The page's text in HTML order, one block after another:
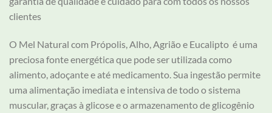
clientes
O Mel Natural com Própolis, Alho, Agrião e Eucalipto é uma
preciosa fonte energética que pode ser utilizada como
alimento, adoçante e até medicamento. Sua ingestão permite
uma alimentação imediata e intensiva de todo o sistema
muscular, graças à glicose e o armazenamento de glicogênio